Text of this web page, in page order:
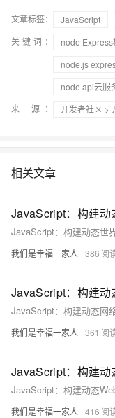
文章标签： JavaScript
关键词：
node Express
node.js
node api云服
来 源：
开发者社区 >
相关文章
JavaScript：构建动
JavaScript：构建动态世
我们是幸福一家人 386
JavaScript：构建动
JavaScript：构建动态网
我们是幸福一家人 361
JavaScript：构建动
JavaScript：构建动态
我们是幸福一家人 416